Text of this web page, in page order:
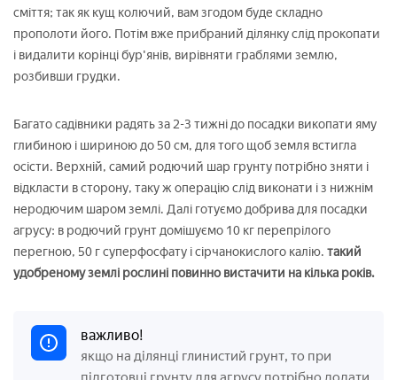
сміття; так як кущ колючий, вам згодом буде складно
прополоти його. Потім вже прибраний ділянку слід прокопати
і видалити корінці бур'янів, вирівняти граблями землю,
розбивши грудки.
Багато садівники радять за 2-3 тижні до посадки викопати яму
глибиною і шириною до 50 см, для того щоб земля встигла
осісти. Верхній, самий родючий шар грунту потрібно зняти і
відкласти в сторону, таку ж операцію слід виконати і з нижнім
неродючим шаром землі. Далі готуємо добрива для посадки
агрусу: в родючий грунт домішуємо 10 кг перепрілого
перегною, 50 г суперфосфату і сірчанокислого калію. такий
удобреному землі рослині повинно вистачити на кілька років.
важливо!
якщо на ділянці глинистий грунт, то при